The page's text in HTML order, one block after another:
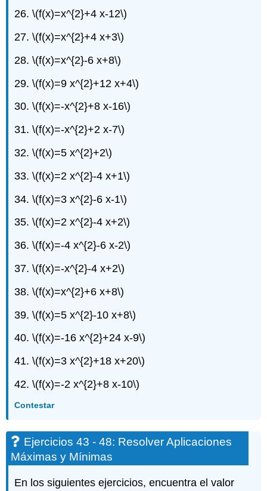
26.\(f(x)=x^{2}+4 x-12\)
27.\(f(x)=x^{2}+4 x+3\)
28.\(f(x)=x^{2}-6 x+8\)
29.\(f(x)=9 x^{2}+12 x+4\)
30.\(f(x)=-x^{2}+8 x-16\)
31.\(f(x)=-x^{2}+2 x-7\)
32.\(f(x)=5 x^{2}+2\)
33.\(f(x)=2 x^{2}-4 x+1\)
34.\(f(x)=3 x^{2}-6 x-1\)
35.\(f(x)=2 x^{2}-4 x+2\)
36.\(f(x)=-4 x^{2}-6 x-2\)
37.\(f(x)=-x^{2}-4 x+2\)
38.\(f(x)=x^{2}+6 x+8\)
39.\(f(x)=5 x^{2}-10 x+8\)
40.\(f(x)=-16 x^{2}+24 x-9\)
41.\(f(x)=3 x^{2}+18 x+20\)
42.\(f(x)=-2 x^{2}+8 x-10\)
Contestar
Ejercicios 43 - 48: Resolver Aplicaciones
Máximas y Mínimas
En los siguientes ejercicios, encuentra el valor